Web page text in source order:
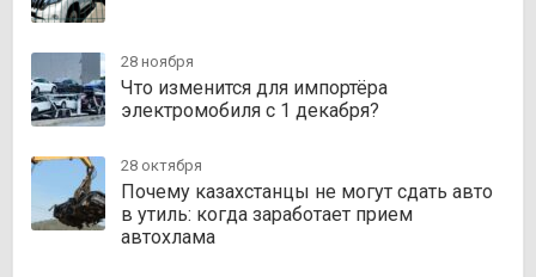
28 ноября
Что изменится для импортёра
электромобиля с 1 декабря?
28 октября
Почему казахстанцы не могут сдать авто
в утиль: когда заработает прием
автохлама